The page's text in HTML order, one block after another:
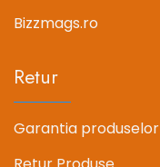
Bizzmags.ro
Retur
Garantia produselor